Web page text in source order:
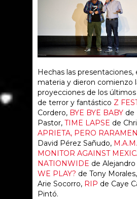
Hechas las presentaciones,
materia y dieron comienzo
proyecciones de los
de terror y fantástico Z
Cordero, BYE BYE BABY de
Pastor, TIME LAPSE de
APRIETA, PERO
David Pérez Sañudo,
MONITOR AGAINST
NATIONWIDE de
WE PLAY? de Tony Morales,
Arie Socorro, RIP de Caye
Pintó.